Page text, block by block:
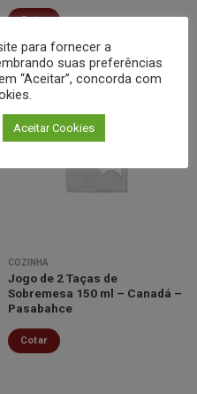
Cotar
COZINHA
Jogo de 2 Taças de
Sobremesa 150 ml – Canadá –
Pasabahce
Cotar
para fornecer a
suas preferências
“Aceitar”, concorda com
Aceitar Cookies